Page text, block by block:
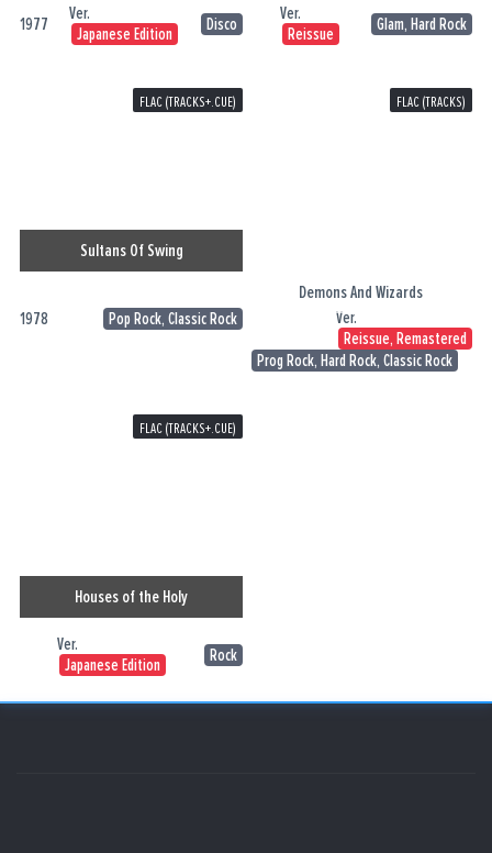
1977
Ver.
Japanese Edition
Disco
Ver.
Reissue
Glam, Hard Rock
FLAC (TRACKS+.CUE)
Sultans Of Swing
1978 Pop Rock, Classic Rock
FLAC (TRACKS)
Demons And Wizards
Ver.
Reissue, Remastered
Prog Rock, Hard Rock, Classic Rock
FLAC (TRACKS+.CUE)
Houses of the Holy
Ver.
Japanese Edition
Rock